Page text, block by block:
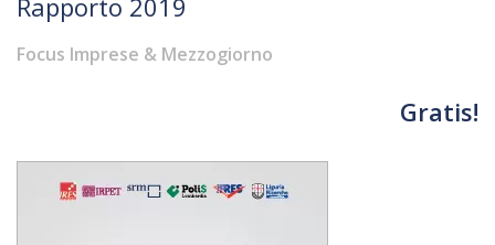
Rapporto 2019
Focus Imprese & Mezzogiorno
Gratis!